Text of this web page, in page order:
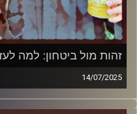
זהות מול ביטחון: למה
14/07/2025
המערכת הפוליטית על ספת
דוד ופרופסור גלעד הירשברגר